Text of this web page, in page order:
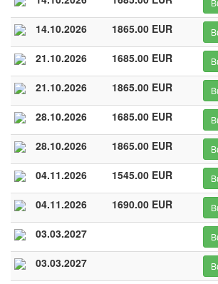
14.10.2026 1865.00 EUR
21.10.2026 1685.00 EUR
21.10.2026 1865.00 EUR
28.10.2026 1685.00 EUR
28.10.2026 1865.00 EUR
04.11.2026 1545.00 EUR
04.11.2026 1690.00 EUR
03.03.2027
03.03.2027